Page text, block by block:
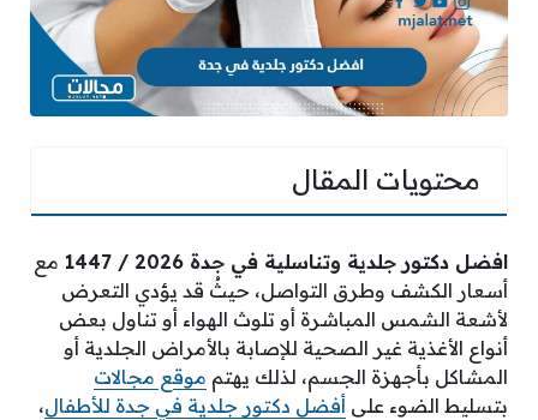
محتويات المقال
افضل دكتور جلدية وتناسلية في جدة 2026 / 1447
مع
أسعار الكشف وطرق التواصل، حيثُ قد يؤدي التعرض
لأشعة الشمس المباشرة أو تلوث الهواء أو تناول بعض
أنواع الأغذية غير الصحية للإصابة بالأمراض الجلدية أو
المشاكل بأجهزة الجسم، لذلك يهتم موقع مجالات
بتسليط الضوء على أفضل دكتور جلدية في جدة للأطفال،